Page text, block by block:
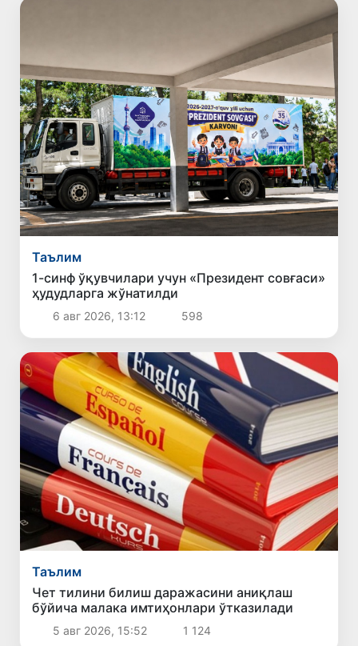
Таълим
1-синф ўқувчилари учун «Президент совғаси»
ҳудудларга жўнатилди
6 авг 2026, 13:12 598
Таълим
Чет тилини билиш даражасини аниқлаш
бўйича малака имтиҳонлари ўтказилади
5 авг 2026, 15:52 1 124